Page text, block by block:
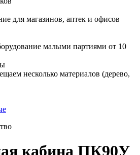
для магазинов, аптек и офисов
малыми партиями от 10
несколько материалов (дерево,
кабина ПК90У